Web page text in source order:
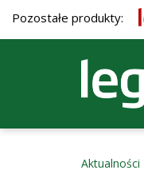
Pozostałe produkty:
Aktualności